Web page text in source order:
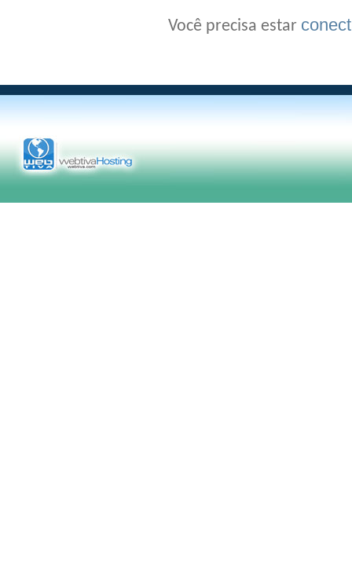
Você precisa estar